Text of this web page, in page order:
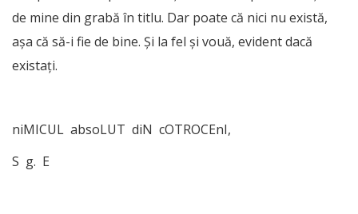
de mine din grabă în titlu. Dar poate că nici nu există,
așa că să-i fie de bine. Și la fel și vouă, evident dacă
existați.
niMICUL absoLUT diN cOTROCEnI,
S g. E